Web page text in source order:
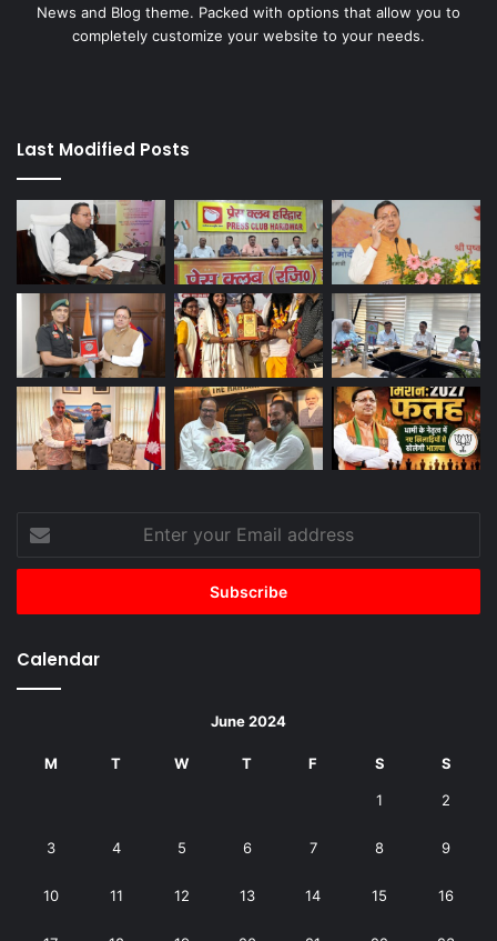
News and Blog theme. Packed with options that allow you to
completely customize your website to your needs.
Last Modified Posts
your
Email
Calendar
June 2024
M T W T F S S
1 2
3 4 5 6 7 8 9
10 11 12 13 14 15 16